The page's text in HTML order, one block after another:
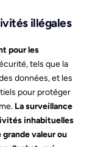
illégales
pour les
tels que la
données, et les
pour protéger
La surveillance
inhabituelles
valeur ou